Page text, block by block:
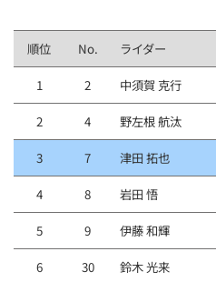
順位 No. ライダー
1 2 中須賀 克行
2 4 野左根 航汰
3 7 津田 拓也
4 8 岩田 悟
5 9 伊藤 和輝
6 30 鈴木 光来